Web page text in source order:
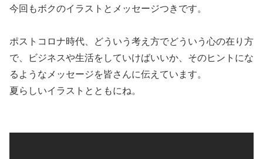
今回もボクのイラストとメッセージつきです。
ポストコロナ時代、どういう考え方でどういう心の在り方
で、ビジネスや生活をしていけばいいか、そのヒントにな
るようなメッセージを皆さんに伝えています。
夏らしいイラストとともにね。